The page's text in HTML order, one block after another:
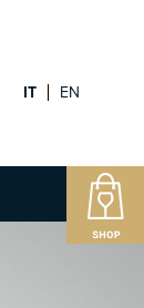
IT EN